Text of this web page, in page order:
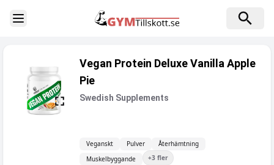
Toggle Sidebar
Vegan Protein Deluxe Vanilla Apple
Pie
Swedish Supplements
Veganskt Pulver
Återhämtning
Muskelbyggande
+3 fler